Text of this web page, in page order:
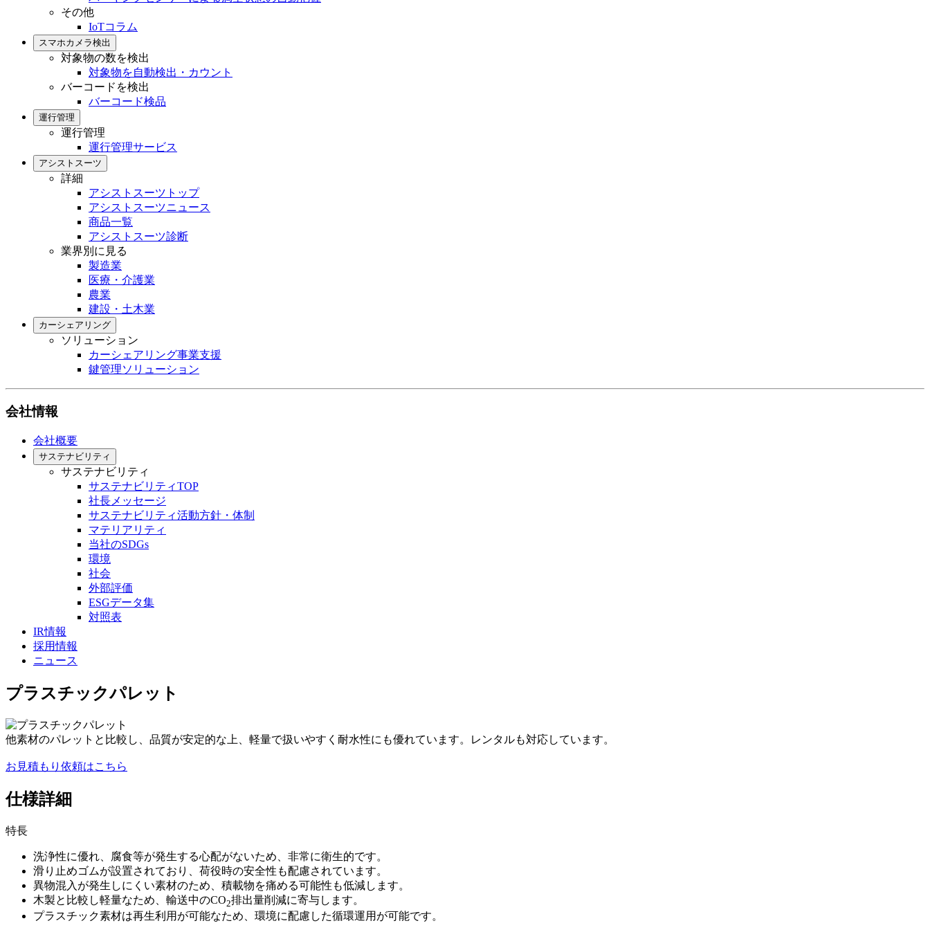
その他
IoTコラム
スマホカメラ検出
対象物の数を検出
対象物を自動検出・カウント
バーコードを検出
バーコード検品
運行管理
運行管理
運行管理サービス
アシストスーツ
詳細
アシストスーツトップ
アシストスーツニュース
商品一覧
アシストスーツ診断
業界別に見る
製造業
医療・介護業
農業
建設・土木業
カーシェアリング
ソリューション
カーシェアリング事業支援
鍵管理ソリューション
会社情報
会社概要
サステナビリティ
サステナビリティ
サステナビリティTOP
社長メッセージ
サステナビリティ活動方針・体制
マテリアリティ
当社のSDGs
環境
社会
外部評価
ESGデータ集
対照表
IR情報
採用情報
ニュース
プラスチックパレット
他素材のパレットと比較し、品質が安定的な上、軽量で扱いやすく耐水性にも優れています。レンタルも対応しています。
お見積もり依頼はこちら
仕様詳細
特長
洗浄性に優れ、腐食等が発生する心配がないため、非常に衛生的です。
滑り止めゴムが設置されており、荷役時の安全性も配慮されています。
異物混入が発生しにくい素材のため、積載物を痛める可能性も低減します。
木製と比較し軽量なため、輸送中のCO2排出量削減に寄与します。
プラスチック素材は再生利用が可能なため、環境に配慮した循環運用が可能です。